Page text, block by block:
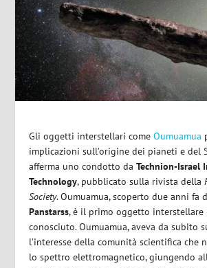
Gli oggetti interstellari comeOumuamua
implicazioni sull’origine dei pianeti e del
afferma uno condotto daTechnion-Israel
Technology, pubblicato sulla rivista della
Society. Oumuamua, scoperto due anni fa
Panstarss, è il primo oggetto interstellare
conosciuto. Oumuamua, aveva da subito
l’interesse della comunità scientifica che
lo spettro elettromagnetico, giungendo